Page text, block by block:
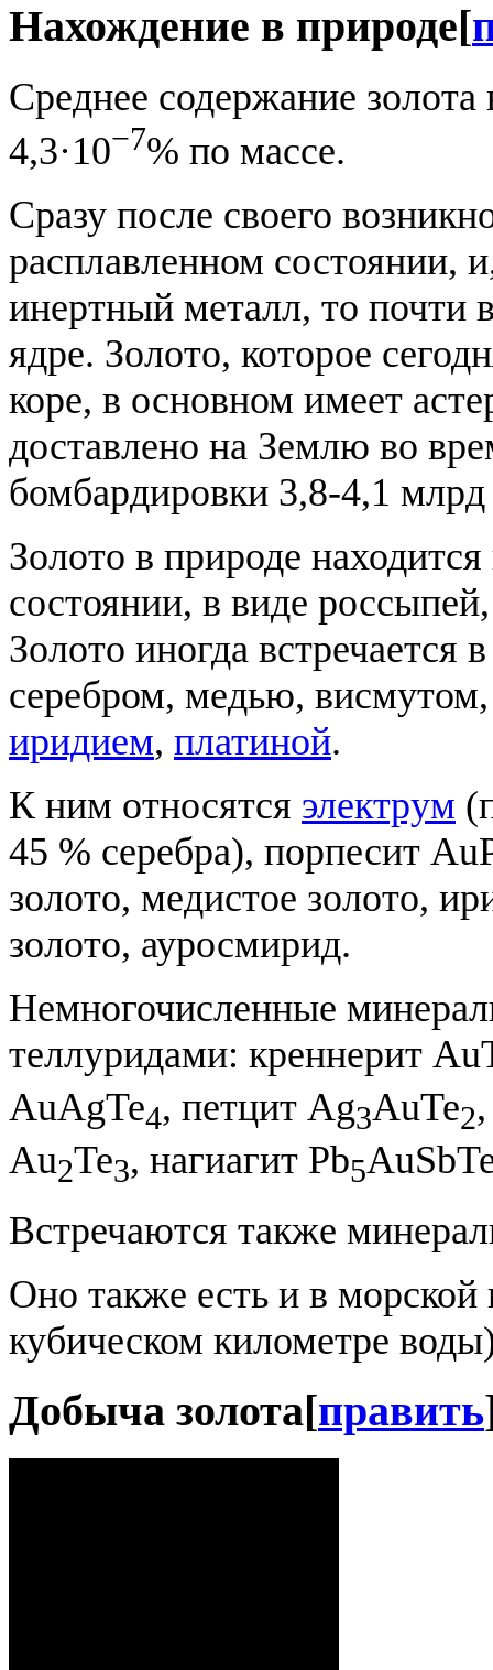
Нахождение в природе[
Среднее содержание золота
4,3·10−7% по массе.
Сразу после своего
расплавленном состоянии,
инертный металл, то почти
ядре. Золото, которое
коре, в основном имеет
доставлено на Землю во
бомбардировки 3,8-4,1 млрд
Золото в природе
состоянии, в виде
Золото иногда встречается
серебром, медью,
иридием, платиной.
К ним относятся электрум
45 % серебра), порпесит
золото, медистое золото,
золото, ауросмирид.
Немногочисленные
теллуридами: креннерит
AuAgTe4, петцит Ag3AuTe2
Au2Te3, нагиагит Pb5
Встречаются также
Оно также есть и в морской
кубическом километре
Добыча золота[править